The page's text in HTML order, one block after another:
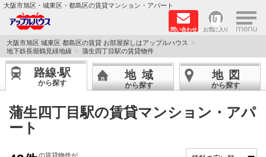
大阪市旭区・城東区・都島区の賃貸マンション・アパート
問い合わせ お気に入り ×
TOPページ
シャーメゾン
地域から探す
大阪市旭区 城東区 都島区の賃貸 お部屋探しはアップルハウス
地下鉄長堀鶴見緑地線
蒲生四丁目駅の賃貸物件
路線·駅
から探す
地域
から探す
地図
から探す
蒲生四丁目駅の賃貸マンション・アパ
ート
の賃貸物件が